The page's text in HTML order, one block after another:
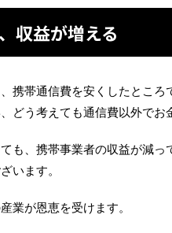
収益が増える
携帯通信費を安くしたとこ
どう考えても通信費以外でお
も、携帯事業者の収益が減
います。
業が恩恵を受けます。